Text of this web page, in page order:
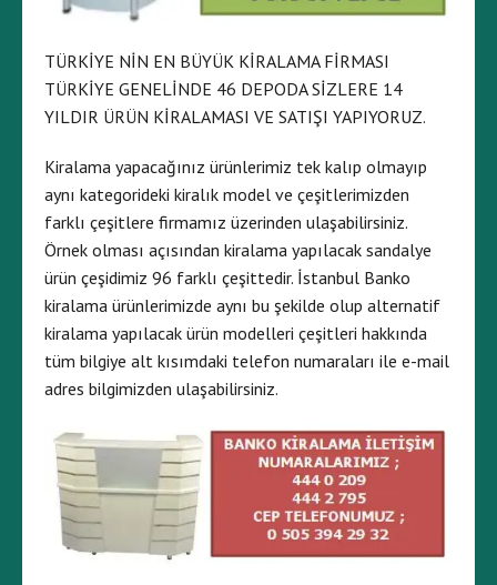
TÜRKİYE NİN EN BÜYÜK KİRALAMA FİRMASI
TÜRKİYE GENELİNDE 46 DEPODA SİZLERE 14
YILDIR ÜRÜN KİRALAMASI VE SATIŞI YAPIYORUZ.
Kiralama yapacağınız ürünlerimiz tek kalıp olmayıp
aynı kategorideki kiralık model ve çeşitlerimizden
farklı çeşitlere firmamız üzerinden ulaşabilirsiniz.
Örnek olması açısından kiralama yapılacak sandalye
ürün çeşidimiz 96 farklı çeşittedir. İstanbul Banko
kiralama ürünlerimizde aynı bu şekilde olup alternatif
kiralama yapılacak ürün modelleri çeşitleri hakkında
tüm bilgiye alt kısımdaki telefon numaraları ile e-mail
adres bilgimizden ulaşabilirsiniz.